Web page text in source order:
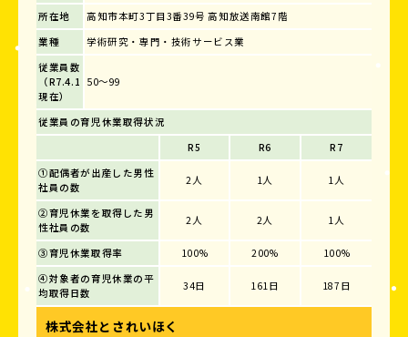
所在地
高知市本町3丁目3番39号 高知放送南館7階
業種
学術研究・専門・技術サービス業
従業員数
（R7.4.1
現在）
50～99
従業員の育児休業取得状況
R5
R6
R7
①配偶者が出産した男性
社員の数
2人 1人 1人
②育児休業を取得した男
性社員の数
2人 2人 1人
③育児休業取得率 100% 200%
100%
④対象者の育児休業の平
均取得日数
34日 161日 187日
株式会社とされいほく